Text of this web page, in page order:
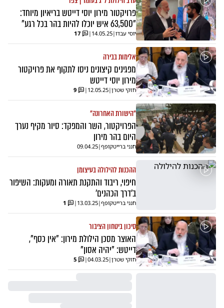
פרויקטור מירון יוסי דייטש בריאיון מיוחד:
"63,500 איש יוכלו להיות בהר בכל רגע"
יוסי עבדו|
14.05.25
|
17
אלימות בבירה
מפגינים קיצונים ניסו לתקוף את פרויקטור
מירון יוסי דייטש
חזקי שטרן|
12.05.25
|
9
"הישורת האחרונה"
הפרויקטור, השר והמפקד: סיור מקיף נערך
היום בהר מירון
חנני ברייטקופף|
09.04.25
ההכנות להילולה בעיצומן
חיפוי, ריבוד והתקנת תאורה ומעקות: השיפור
ב'דרך הכהנים'
חנני ברייטקופף|
13.03.25
|
1
סיכון ביטחון הציבור
האוצר מסכן הילולת מירון: "אין כסף",
דייטש: "יהיה אסון"
חזקי שטרן|
04.03.25
|
5